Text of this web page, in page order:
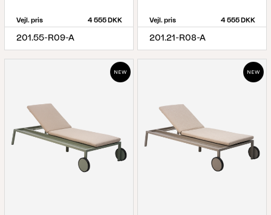
Vejl. pris 4 555 DKK
201.55-R09-A
Vejl. pris 4 555 DKK
201.21-R08-A